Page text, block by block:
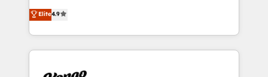
complex API integrations with external platforms.
Working from several campuses across Belgium, The
such as Brussels Airport, Volvo, Farmaline, Agilitas,
latest innovations in disruptive technology in our
approach to web design, sales enablement and
inbound marketing that deliver month-on-month
growth for our client's businesses. These methods
Elite4.9